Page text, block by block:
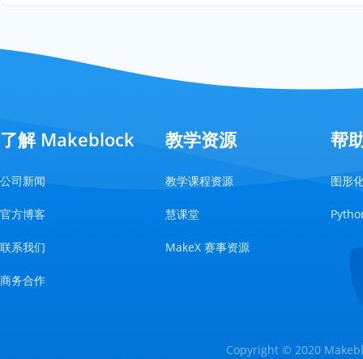
了解 Makeblock
公司新闻
官方博客
联系我们
商务合作
教学资源
教学课程资源
慧课堂
MakeX 赛事资源
帮
图形
Copyright © 2020